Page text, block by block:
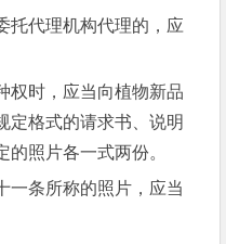
代理机构代理的，应
时，应当向植物新品
定格式的请求书、说明
照片各一式两份。
条所称的照片，应当